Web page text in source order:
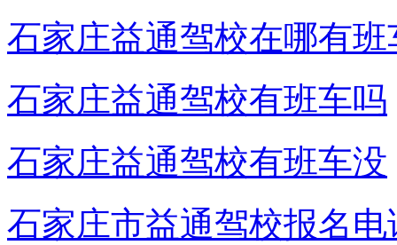
石家庄益通驾校在哪有班
石家庄益通驾校有班车吗
石家庄益通驾校有班车没
石家庄市益通驾校报名电